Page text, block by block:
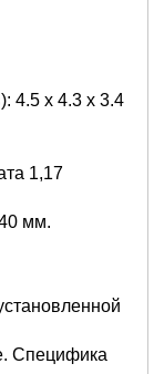
4.5 х 4.3 х 3.4
1,17
мм.
Специфика